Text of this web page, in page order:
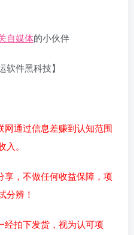
自媒体的小伙伴
软件黑科技】
网通过信息差赚到认知范围
。
享，不做任何收益保障，项
分辨！
经拍下发货，视为认可项